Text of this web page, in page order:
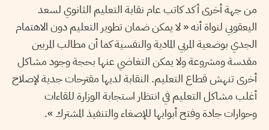
من جهة أخرى أكد كاتب عام نقابة التعليم الثانوي لسعد
اليعقوبي لنواة أنه « لا يمكن ضمان تطوير التعليم دون الاهتمام
الجدي بوضعية المربي المادية والنفسية كما أن مطالب المربين
مقدسة ومشروعة ولا يمكن التغاضي عنها بحجة وجود مشاكل
أخرى تنهش قطاع التعليم. النقابة لديها مقترحات جدية لإصلاح
أغلب مشاكل التعليم في انتظار استجابة الوزارة للقاءات
وحوارات جادة وفتح أبوابها للإصغاء والتنفيذ المشترك ».